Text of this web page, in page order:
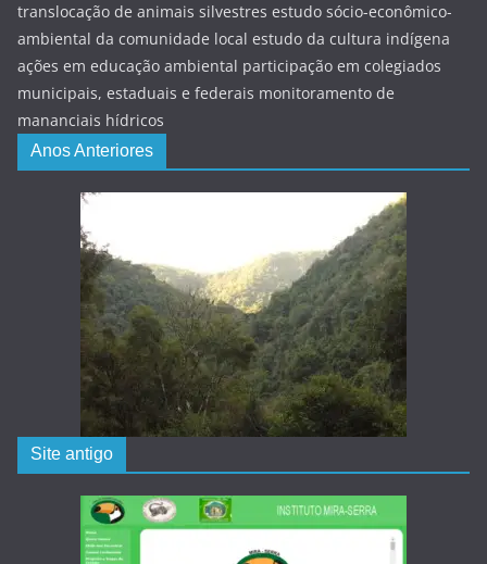
translocação de animais silvestres estudo sócio-econômico-
ambiental da comunidade local estudo da cultura indígena
ações em educação ambiental participação em colegiados
municipais, estaduais e federais monitoramento de
mananciais hídricos
Anos Anteriores
Site antigo